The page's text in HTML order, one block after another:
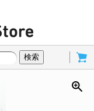
検索